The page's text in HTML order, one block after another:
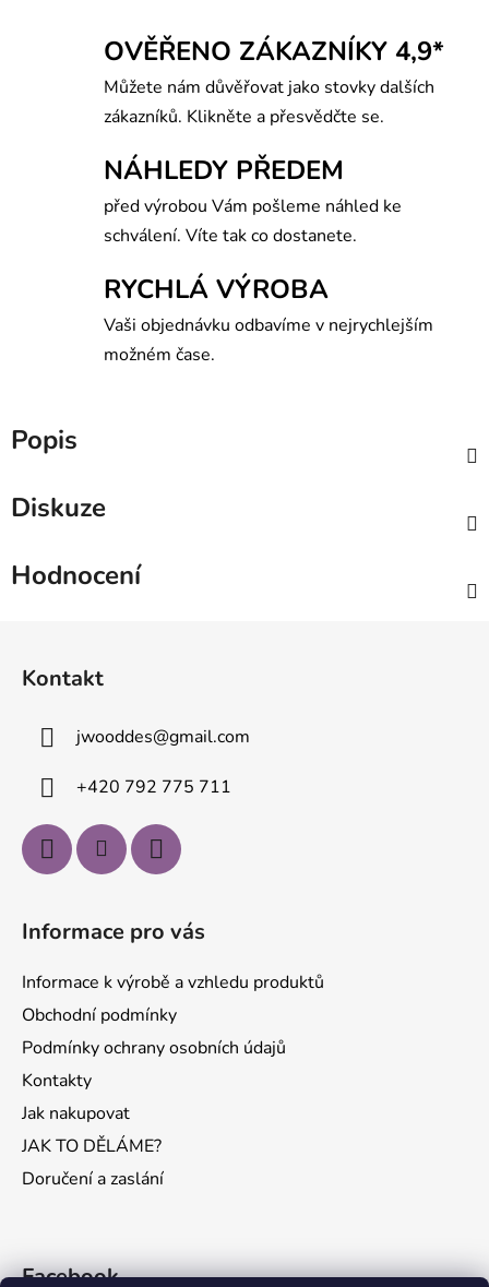
OVĚŘENO ZÁKAZNÍKY 4,9*
Můžete nám důvěřovat jako stovky dalších
zákazníků. Klikněte a přesvědčte se.
NÁHLEDY PŘEDEM
před výrobou Vám pošleme náhled ke
schválení. Víte tak co dostanete.
RYCHLÁ VÝROBA
Vaši objednávku odbavíme v nejrychlejším
možném čase.
Popis
Diskuze
Hodnocení
Kontakt
jwooddes@gmail.com
+420 792 775 711
Informace pro vás
Informace k výrobě a vzhledu produktů
Obchodní podmínky
Podmínky ochrany osobních údajů
Kontakty
Jak nakupovat
JAK TO DĚLÁME?
Doručení a zaslání
Facebook